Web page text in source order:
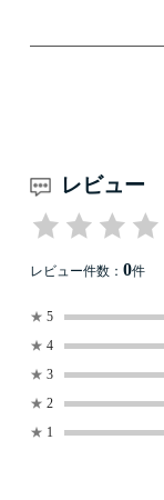
レビュー
レビュー件数： 0件
★ 5
★ 4
★ 3
★ 2
★ 1